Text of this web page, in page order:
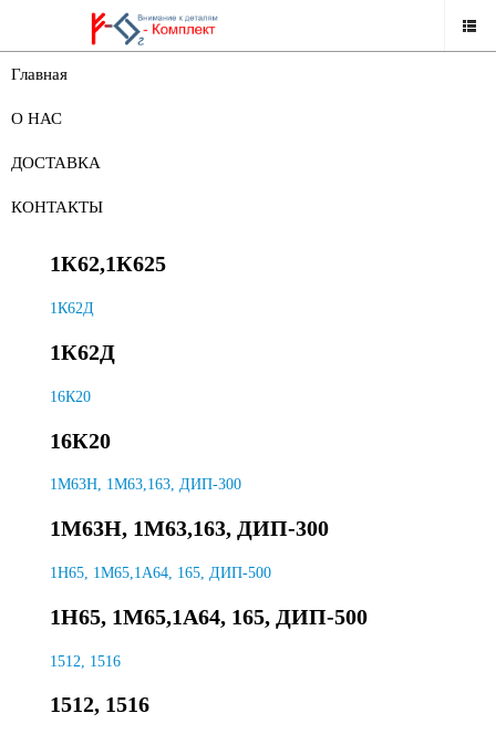
Главная
О НАС
ДОСТАВКА
КОНТАКТЫ
НАШ КАТАЛОГ
ЗАПАСНЫЕ ЧАСТИ К СТАНКАМ
1К62,1К625
1К62Д
1К62Д
16К20
16К20
1М63Н, 1М63,163, ДИП-300
1М63Н, 1М63,163, ДИП-300
1Н65, 1М65,1А64, 165, ДИП-500
1Н65, 1М65,1А64, 165, ДИП-500
1512, 1516
1512, 1516